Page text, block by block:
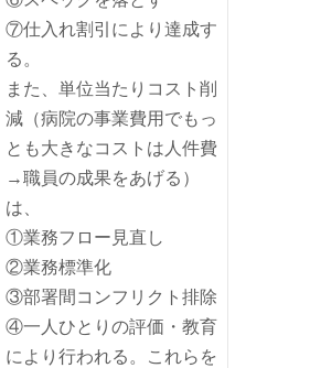
⑦仕入れ割引により達成す
る。
また、単位当たりコスト削
減（病院の事業費用でもっ
とも大きなコストは人件費
→職員の成果をあげる）
は、
①業務フロー見直し
②業務標準化
③部署間コンフリクト排除
④一人ひとりの評価・教育
により行われる。これらを